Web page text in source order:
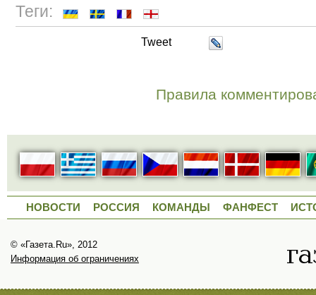
Теги:
Tweet
Правила
НОВОСТИ РОССИЯ КОМАНДЫ ФАНФЕСТ
© «Газета.Ru», 2012
Информация об ограничениях